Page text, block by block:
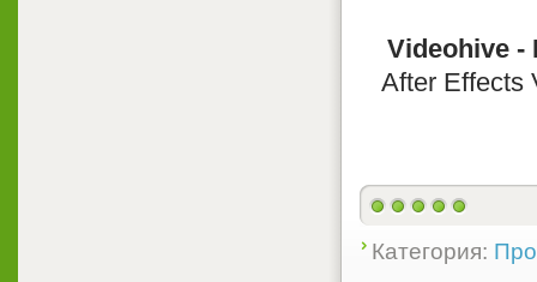
Videohive -
After Effects
Категория: